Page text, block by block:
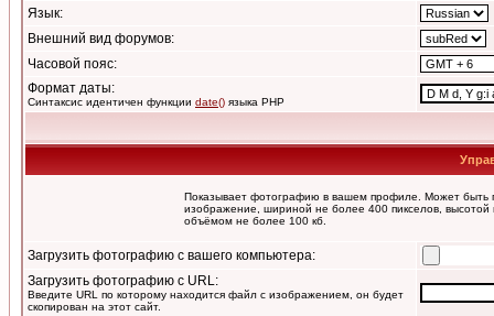
Язык:
Внешний вид форумов:
Часовой пояс:
Формат даты:
Синтаксис идентичен функции date() языка PHP
Показывает фотографию в вашем профиле. Может быть
изображение, шириной не более 400 пикселов, высотой
объёмом не более 100 кб.
Загрузить фотографию с вашего компьютера:
Загрузить фотографию с URL:
Введите URL по которому находится файл с изображением, он будет
скопирован на этот сайт.